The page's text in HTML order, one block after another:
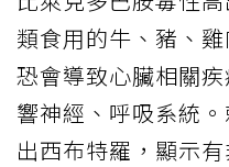
類食用的牛、豬、
恐會導致心臟相關
響神經、呼吸系統
出西布特羅，顯示